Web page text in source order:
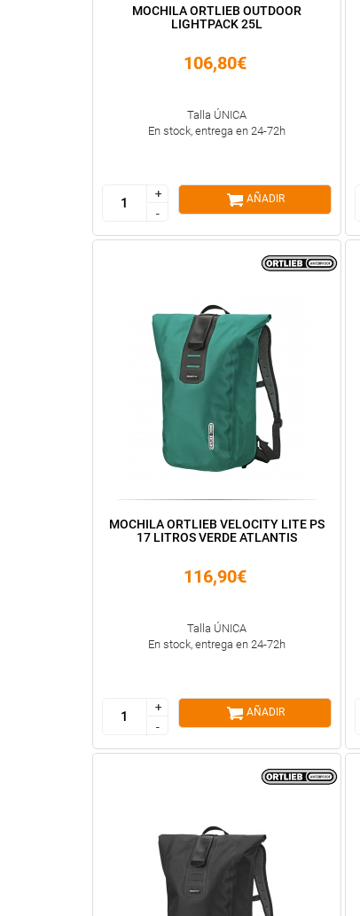
MOCHILA ORTLIEB OUTDOOR
LIGHTPACK 25L
106,80€
Talla ÚNICA
En stock, entrega en 24-72h
+
-
+
-
AÑADIR
MOCHILA ORTLIEB VELOCITY LITE PS
17 LITROS VERDE ATLANTIS
116,90€
Talla ÚNICA
En stock, entrega en 24-72h
+
-
+
-
AÑADIR